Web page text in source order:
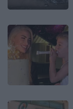
Image
Image